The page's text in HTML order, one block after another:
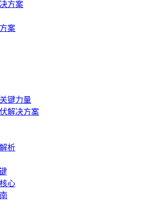
方案
案
键力量
解决方案
析
心